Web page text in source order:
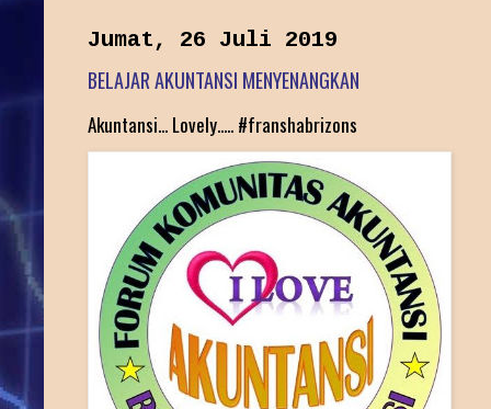
Jumat, 26 Juli 2019
BELAJAR AKUNTANSI MENYENANGKAN
Akuntansi... Lovely..... #franshabrizons